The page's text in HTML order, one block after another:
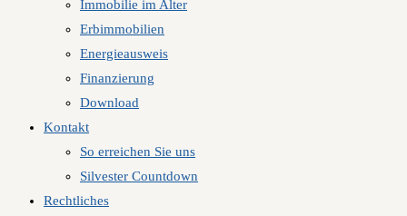
Immobilie im Alter
Erbimmobilien
Energieausweis
Finanzierung
Download
Kontakt
So erreichen Sie uns
Silvester Countdown
Rechtliches